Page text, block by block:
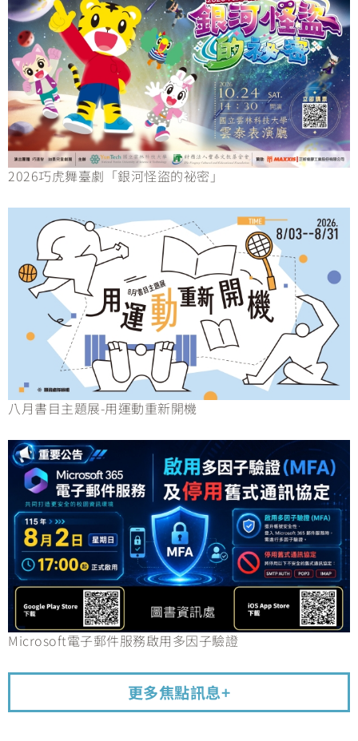
2026巧虎舞臺劇「銀河怪盜的祕密」
八月書目主題展-用運動重新開機
Microsoft電子郵件服務啟用多因子驗證
更多焦點訊息+